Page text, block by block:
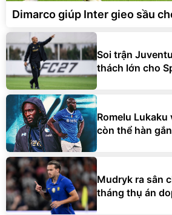
Dimarco giúp Inter gieo sầu
Soi trận
thách lớn cho
Romelu Lukaku
còn thể hàn gắn
Mudryk ra sân
tháng thụ án